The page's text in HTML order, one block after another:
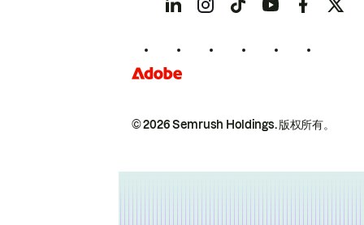
© 2026 Semrush Holdings.版权所有。